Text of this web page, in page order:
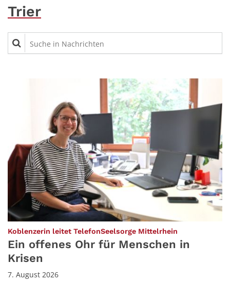
Trier
Suche in Nachrichten
Koblenzerin leitet TelefonSeelsorge Mittelrhein
Ein offenes Ohr für Menschen in
Krisen
7. August 2026